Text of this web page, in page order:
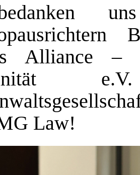
Alliance –
Law!